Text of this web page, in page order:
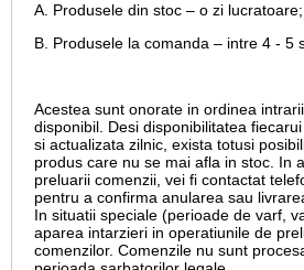
A. Produsele din stoc – o zi lucratoare;
B. Produsele la comanda – intre 4 - 5
Acestea sunt onorate in ordinea
disponibil. Desi disponibilitatea
si actualizata zilnic, exista totusi
produs care nu se mai afla in stoc. In
preluarii comenzii, vei fi contactat
pentru a confirma anularea sau
In situatii speciale (perioade de varf,
aparea intarzieri in operatiunile de
comenzilor. Comenzile nu sunt